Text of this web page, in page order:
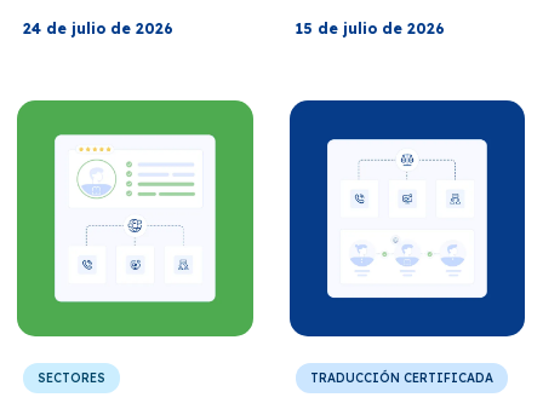
de interpretación de
MotaWord para
comunicación con
los padres.
24 de julio de 2026
educativa de
MotaWord pueden
entornos escolares,
universitarios y de
educación superior.
15 de julio de 2026
SECTORES TRADUCCIÓN CERTIFICADA